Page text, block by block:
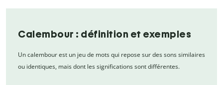
Calembour : définition et exemples
Un calembour est un jeu de mots qui repose sur des sons similaires
ou identiques, mais dont les significations sont différentes.